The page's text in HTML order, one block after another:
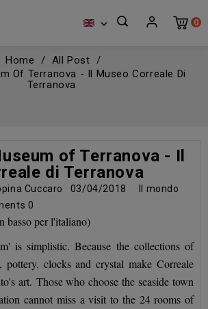
0

Home
All Post
Of Terranova - Il Museo Correale Di
Terranova
of Terranova - Il
di Terranova
Cuccaro 03/04/2018
Il mondo
0
per l'italiano)
is simplistic. Because the collections of
pottery, clocks and crystal make Correale
art. Those who choose the seaside town
cannot miss a visit to the 24 rooms of